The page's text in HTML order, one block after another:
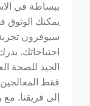
ببساطة في
يمكنك الوثوق
سيوفرون
احتياجاتك.
الجيد للصحة
فقط المعالجين
إلى فريقنا.